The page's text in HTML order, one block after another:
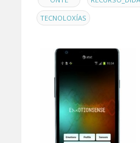
TECNOLOXÍAS